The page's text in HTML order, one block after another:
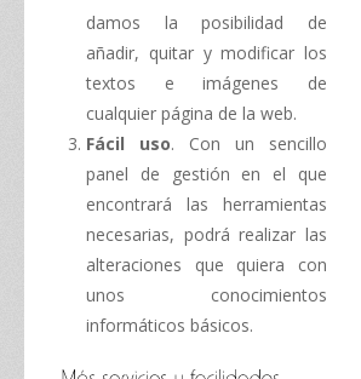
damos la posibilidad de
añadir, quitar y modificar los
textos e imágenes de
cualquier página de la web.
Fácil uso. Con un sencillo
panel de gestión en el que
encontrará las herramientas
necesarias, podrá realizar las
alteraciones que quiera con
unos conocimientos
informáticos básicos.